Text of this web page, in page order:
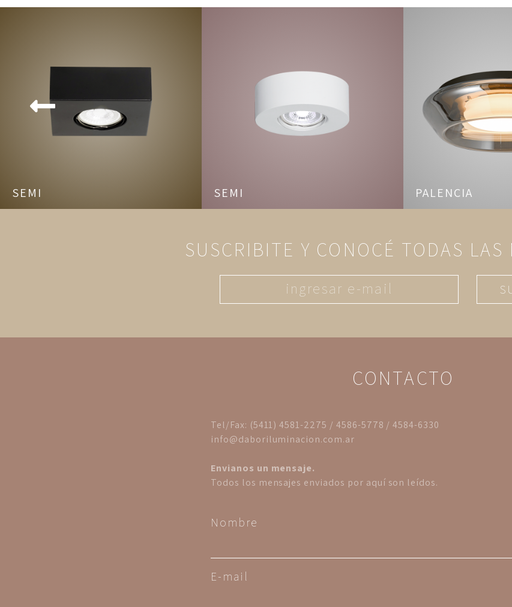
SEMI SEMI PALENCIA
SUSCRIBITE Y CONOCÉ TODAS LAS
CONTACTO
Tel/Fax: (5411) 4581-2275 / 4586-5778 / 4584-6330
info@daboriluminacion.com.ar
Envianos un mensaje.
Todos los mensajes enviados por aquí son leídos.
Nombre
E-mail